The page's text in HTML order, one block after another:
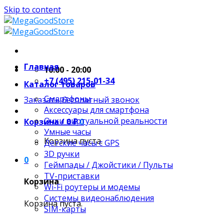
Skip to content
10:00 - 20:00
+7 (495) 215-01-34
Заказать бесплатный звонок
Корзина /0₽0
Корзина пуста.
0
Корзина
Корзина пуста.
Главная
Каталог товаров
Смартфоны
Аксессуары для смартфона
Очки виртуальной реальности
Умные часы
Детские часы с GPS
3D ручки
Геймпады / Джойстики / Пульты
TV-приставки
Wi-Fi роутеры и модемы
Системы видеонаблюдения
SIM-карты